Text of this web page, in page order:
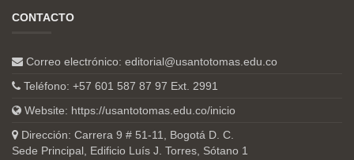
CONTACTO
Correo electrónico: editorial@usantotomas.edu.co
Teléfono: +57 601 587 87 97 Ext. 2991
Website: https://usantotomas.edu.co/inicio
Dirección: Carrera 9 # 51-11, Bogotá D. C.
Sede Principal, Edificio Luís J. Torres, Sótano 1